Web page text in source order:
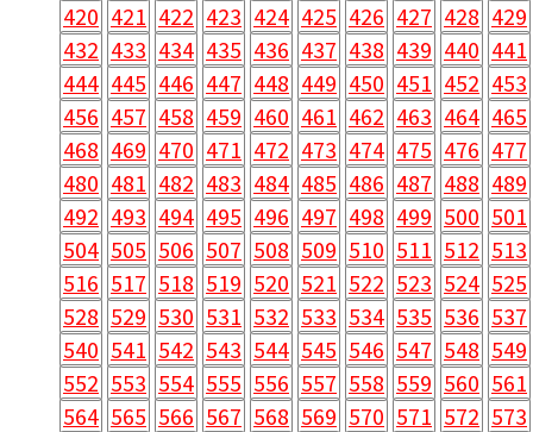
420 421 422 423 424 425 426 427 428 429
432 433 434 435 436 437 438 439 440 441
444 445 446 447 448 449 450 451 452 453
456 457 458 459 460 461 462 463 464 465
468 469 470 471 472 473 474 475 476 477
480 481 482 483 484 485 486 487 488 489
492 493 494 495 496 497 498 499 500 501
504 505 506 507 508 509 510 511 512 513
516 517 518 519 520 521 522 523 524 525
528 529 530 531 532 533 534 535 536 537
540 541 542 543 544 545 546 547 548 549
552 553 554 555 556 557 558 559 560 561
564 565 566 567 568 569 570 571 572 573